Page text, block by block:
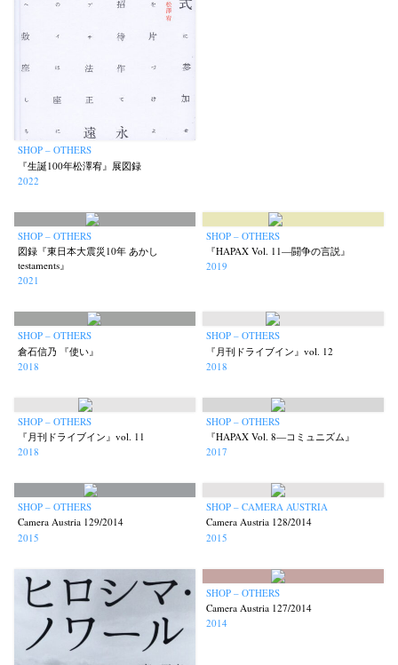
SHOP – OTHERS
『生誕100年松澤宥』展図録
2022
SHOP – OTHERS
図録『東日本大震災10年 あかし
testaments』
2021
SHOP – OTHERS
『HAPAX Vol. 11—闘争の言説』
2019
SHOP – OTHERS
倉石信乃 『使い』
2018
SHOP – OTHERS
『月刊ドライブイン』vol. 12
2018
SHOP – OTHERS
『月刊ドライブイン』vol. 11
2018
SHOP – OTHERS
『HAPAX Vol. 8—コミュニズム』
2017
SHOP – OTHERS
Camera Austria 129/2014
2015
SHOP – CAMERA AUSTRIA
Camera Austria 128/2014
2015
SHOP – OTHERS
Camera Austria 127/2014
2014